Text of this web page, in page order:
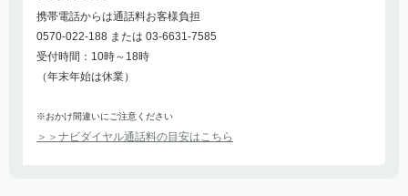
携帯電話からは通話料お客様負担
0570-022-188 または 03-6631-7585
受付時間：10時～18時
（年末年始は休業）
※おかけ間違いにご注意ください
＞＞ナビダイヤル通話料の目安はこちら